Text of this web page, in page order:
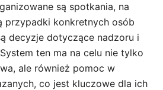
są spotkania, na
przypadki konkretnych osób
decyzje dotyczące nadzoru i
ten ma na celu nie tylko
ale również pomoc w
co jest kluczowe dla ich